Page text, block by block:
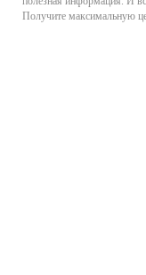
Получите максимальную